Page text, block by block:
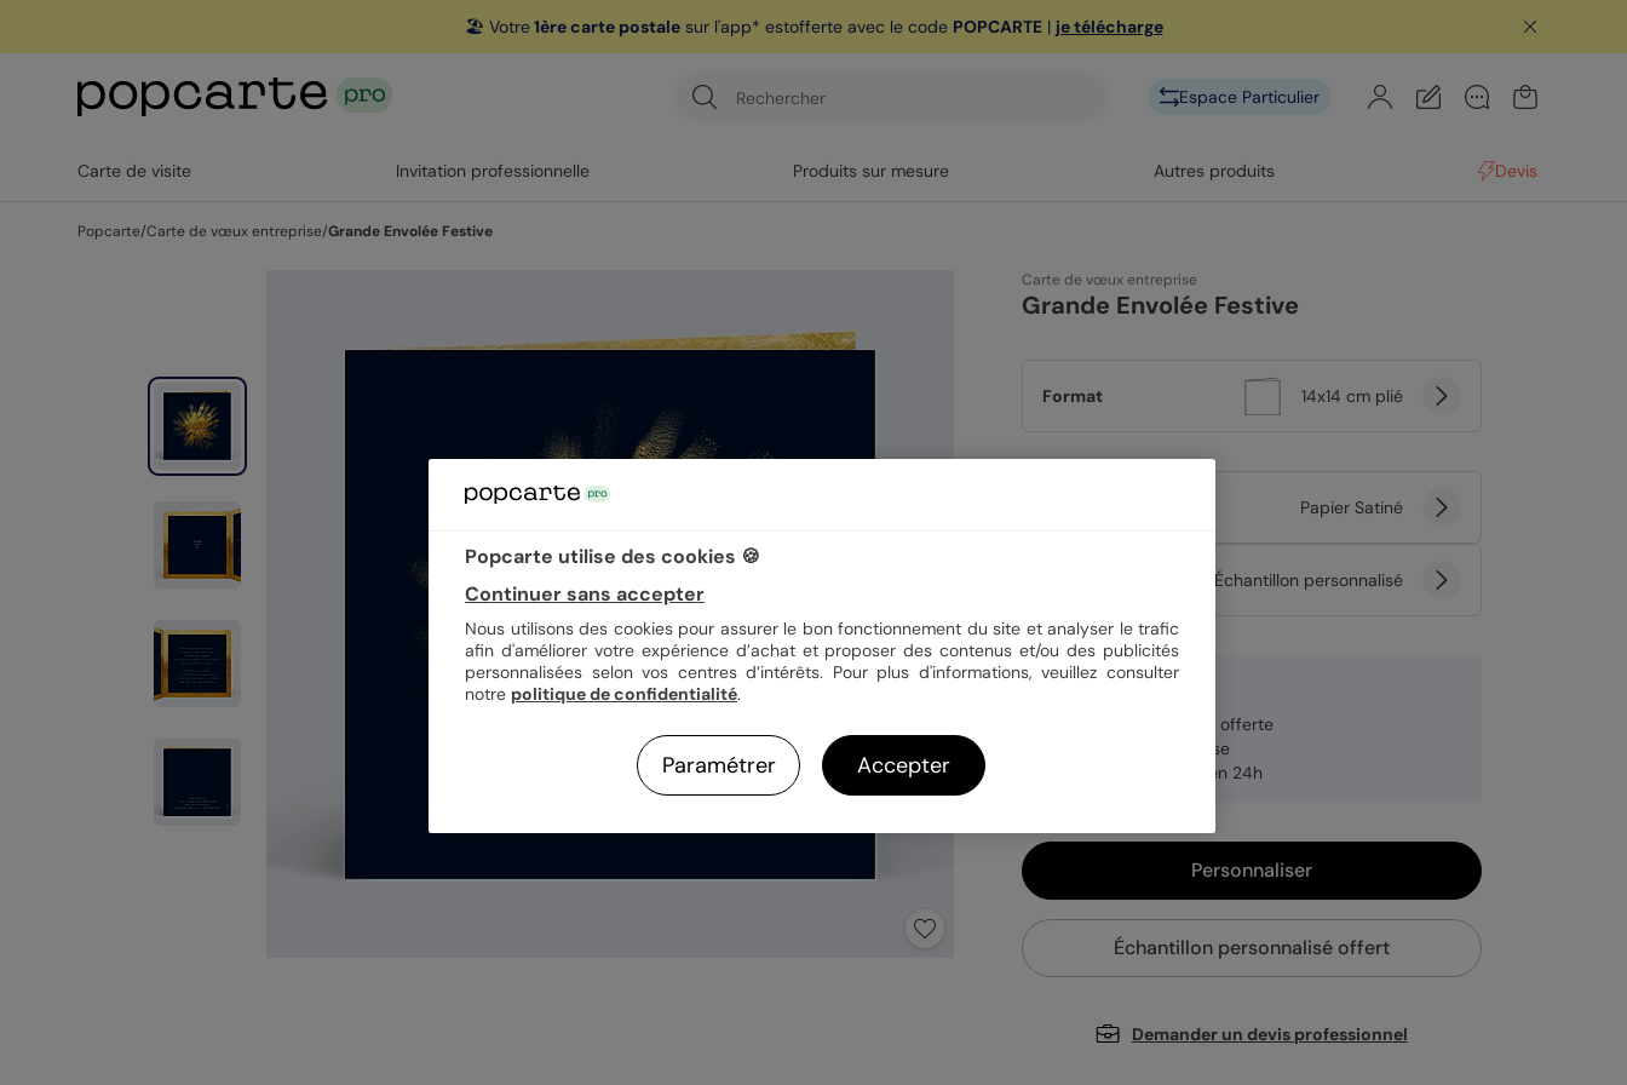
🏖️ Votre1ère carte postalesur l'app* estofferte avec le code POPCARTE| je télécharge
Espace Particulier
Carte de visite Invitation professionnelle Produits sur mesure Autres produits Devis
Popcarte/Carte de vœux entreprise/Grande Envolée Festive
Carte de vœux entreprise
Grande Envolée Festive
Format 14x14 cm plié
Papier Satiné
Échantillon personnalisé
1,09 € TTC
Enveloppe blanche offerte
Fabrication française
Expédition rapide en 24h
Personnaliser
Échantillon personnalisé offert
Demander un devis professionnel
Popcarte utilise des cookies 🍪
Continuer sans accepter
Nous utilisons des cookies pour assurer le bon fonctionnement du site et analyser le trafic
afin d'améliorer votre expérience d’achat et proposer des contenus et/ou des publicités
personnalisées selon vos centres d’intérêts. Pour plus d'informations, veuillez consulter
notre politique de confidentialité.
Paramétrer Accepter